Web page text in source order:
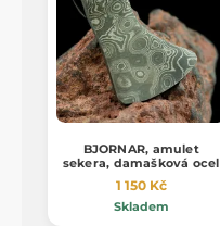
BJORNAR, amulet
sekera, damašková ocel
1 150 Kč
Skladem